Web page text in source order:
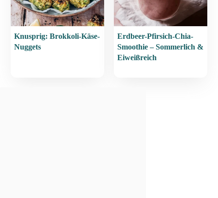
Knusprig: Brokkoli-Käse-
Nuggets
Erdbeer-Pfirsich-Chia-
Smoothie – Sommerlich &
Eiweißreich